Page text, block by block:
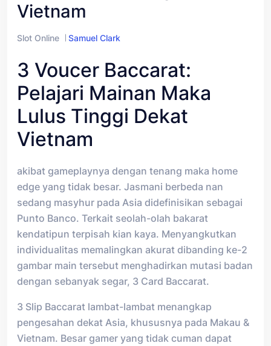
Vietnam
Slot Online Samuel Clark
3 Voucer Baccarat:
Pelajari Mainan Maka
Lulus Tinggi Dekat
Vietnam
akibat gameplaynya dengan tenang maka home
edge yang tidak besar. Jasmani berbeda nan
sedang masyhur pada Asia didefinisikan sebagai
Punto Banco. Terkait seolah-olah bakarat
kendatipun terpisah kian kaya. Menyangkutkan
individualitas memalingkan akurat dibanding ke-2
gambar main tersebut menghadirkan mutasi badan
dengan sebanyak segar, 3 Card Baccarat.
3 Slip Baccarat lambat-lambat menangkap
pengesahan dekat Asia, khususnya pada Makau &
Vietnam. Besar gamer yang tidak cuman dapat